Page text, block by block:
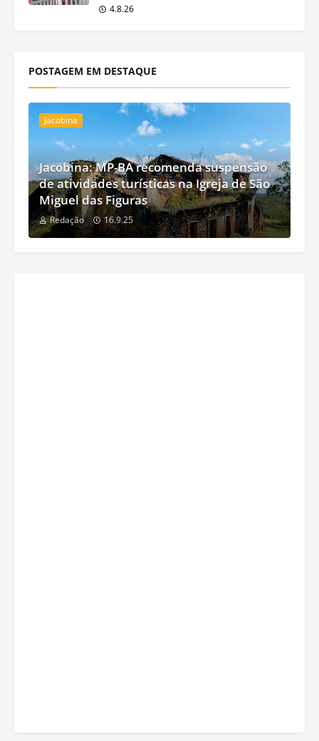
4.8.26
POSTAGEM EM DESTAQUE
Jacobina
Jacobina: MP-BA recomenda suspensão
de atividades turísticas na Igreja de São
Miguel das Figuras
Redação 16.9.25